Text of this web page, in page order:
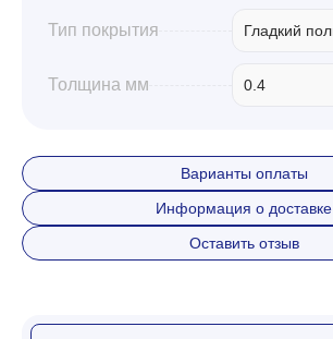
Тип покрытия Гладкий
Толщина мм 0.4
Варианты оплаты
Информация о доставке
Оставить отзыв